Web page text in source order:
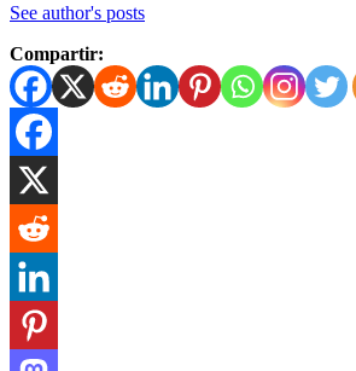
See author's posts
Compartir: